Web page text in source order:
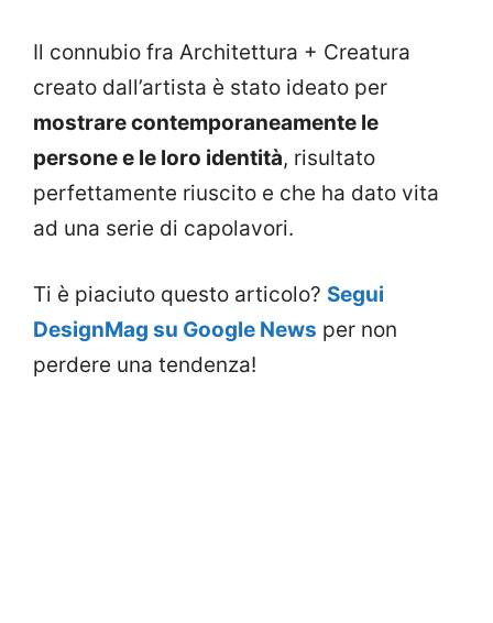
Il connubio fra Architettura + Creatura
creato dall’artista è stato ideato per
mostrare contemporaneamente le
persone e le loro identità, risultato
perfettamente riuscito e che ha dato vita
ad una serie di capolavori.
Ti è piaciuto questo articolo? Segui
DesignMag su Google News per non
perdere una tendenza!